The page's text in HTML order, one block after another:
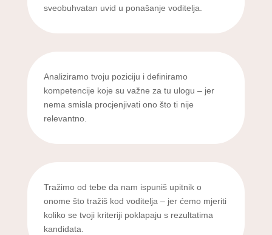
sveobuhvatan uvid u ponašanje voditelja.
Analiziramo tvoju poziciju i definiramo
kompetencije koje su važne za tu ulogu – jer
nema smisla procjenjivati ono što ti nije
relevantno.
Tražimo od tebe da nam ispuniš upitnik o
onome što tražiš kod voditelja – jer ćemo mjeriti
koliko se tvoji kriteriji poklapaju s rezultatima
kandidata.